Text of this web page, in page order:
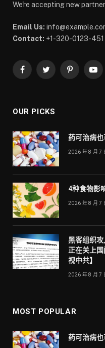
We're accepting new
Email Us:
Contact: +1-320-0123-451
FacebookTwitterPinterest
OUR PICKS
药可治病
2026 年 8 月 7
4种食物影
2026 年 8 月 7
黑客组织
正在关上
视中共】
2026 年 8 月 7
MOST POPULAR
药可治病